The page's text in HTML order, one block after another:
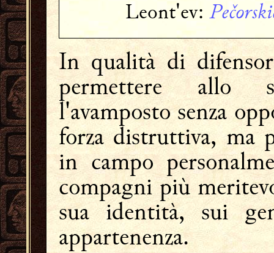
Leont'ev:
In qualità di
permettere allo
l'avamposto senza
forza distruttiva, ma
in campo
compagni più
sua identità, sui
appartenenza.